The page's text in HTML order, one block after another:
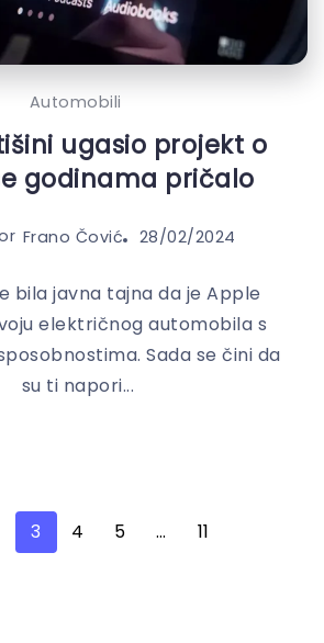
Automobili
ugasio projekt o
godinama pričalo
Frano Čović 28/02/2024
bila javna tajna da je Apple
električnog automobila s
Sada se čini da
su ti napori...
3 4 5 … 11